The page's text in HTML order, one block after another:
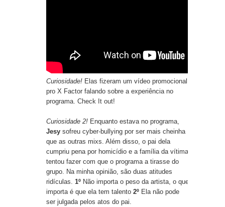
Curiosidade! Elas fizeram um vídeo promocional
pro X Factor falando sobre a experiência no
programa. Check It out!
Curiosidade 2! Enquanto estava no programa,
Jesy sofreu cyber-bullying por ser mais cheinha
que as outras mixs. Além disso, o pai dela
cumpriu pena por homicídio e a família da vítima
tentou fazer com que o programa a tirasse do
grupo. Na minha opinião, são duas atitudes
ridículas. 1º Não importa o peso da artista, o que
importa é que ela tem talento 2º Ela não pode
ser julgada pelos atos do pai.